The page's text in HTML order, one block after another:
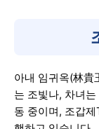
아내 임귀옥(林貴
는 조빛나, 차녀
동 중이며, 조갑